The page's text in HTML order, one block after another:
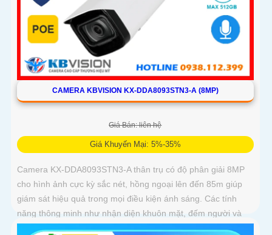
CAMERA KBVISION KX-DDA8093STN3-A (8MP)
Giá Bán: liên hệ
Giá Khuyến Mại: 5%-35%
Camera KX-DDA8093STN3-A thân trụ có độ phân giải 8MP
cho hình ảnh cực kỳ sắc nét, hồng ngoại lên đến 85m giúp
giám sát hiệu quả trong mọi điều kiện ánh sáng. Các tính
năng thông minh như nhận diện khuôn mặt, đếm người và
nhận diện đối tượng cùng khe cắm thẻ Micro SD 512GB